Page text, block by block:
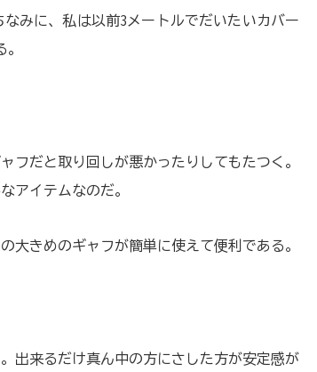
みに、私は以前3メートルでだいたいカバー
フだと取り回しが悪かったりしてもたつく。
アイテムなのだ。
大きめのギャフが簡単に使えて便利である。
出来るだけ真ん中の方にさした方が安定感が